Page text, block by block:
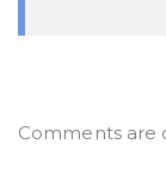
Comments are